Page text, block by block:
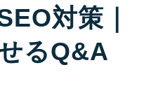
対策｜
るQ&A